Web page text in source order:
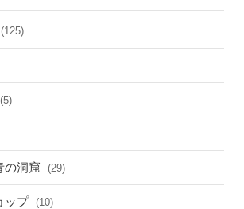
(125)
(5)
の洞窟 (29)
ップ (10)